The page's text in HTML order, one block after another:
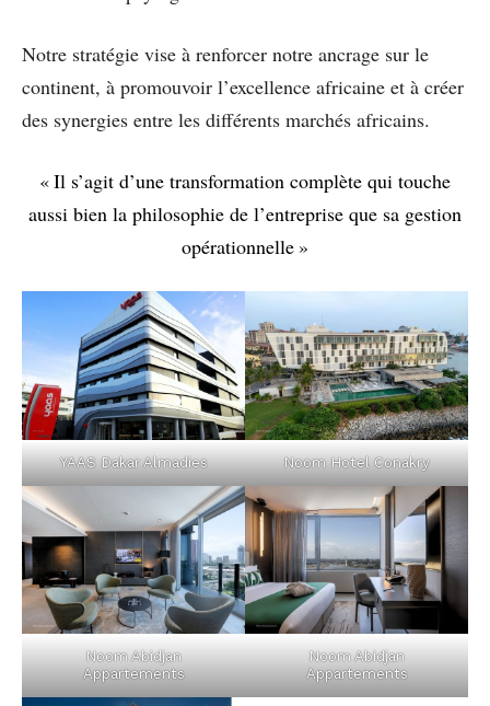
Notre stratégie vise à renforcer notre ancrage sur le
continent, à promouvoir l’excellence africaine et à créer
des synergies entre les différents marchés africains.
« Il s’agit d’une transformation complète qui touche
aussi bien la philosophie de l’entreprise que sa gestion
opérationnelle »
YAAS Dakar Almadies Noom Hotel Conakry
Noom Abidjan
Appartements
Noom Abidjan
Appartements